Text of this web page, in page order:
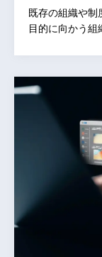
既存の組織や制
目的に向かう組